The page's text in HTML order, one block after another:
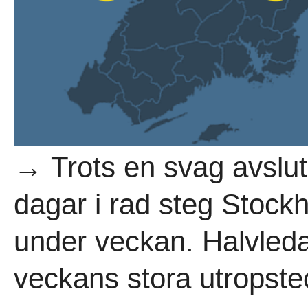
→ Trots en svag
dagar i rad steg
under veckan.
veckans stora